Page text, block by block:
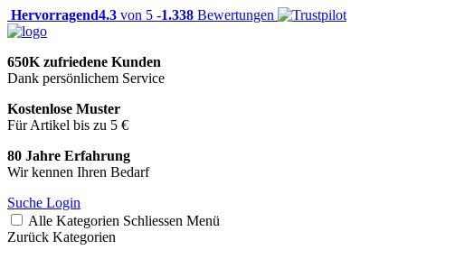
Hervorragend4.3 von 5 -1.338 Bewertungen
650K zufriedene Kunden
Dank persönlichem Service
Kostenlose Muster
Für Artikel bis zu 5 €
80 Jahre Erfahrung
Wir kennen Ihren Bedarf
Suche Login
Alle Kategorien Schliessen Menü
Zurück Kategorien